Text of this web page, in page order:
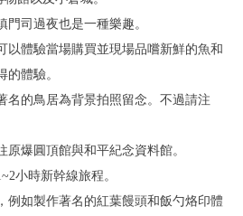
司過夜也是一種樂趣。
以體驗當場購買並現場品嚐新鮮的魚和
的體驗。
名的鳥居為背景拍照留念。不過請注
爆圓頂館與和平紀念資料館。
小時新幹線旅程。
例如製作著名的紅葉饅頭和飯勺烙印體